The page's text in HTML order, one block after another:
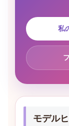
私
モデル